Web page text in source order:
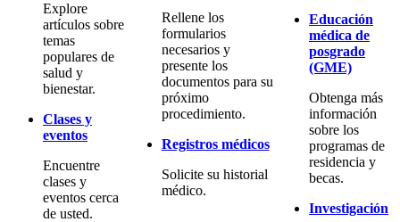
Explore
artículos sobre
temas
populares de
salud y
bienestar.
Clases y
eventos
Encuentre
clases y
eventos cerca
de usted.
Rellene los
formularios
necesarios y
presente los
documentos para su
próximo
procedimiento.
Registros médicos
Solicite su historial
médico.
Educación
médica de
posgrado
(GME)
Obtenga más
información
sobre los
programas de
residencia y
becas.
Investigación